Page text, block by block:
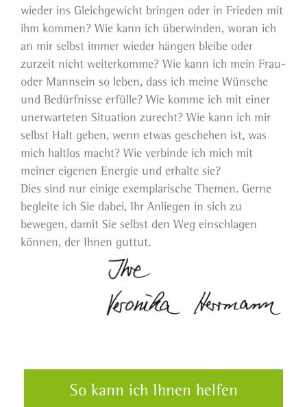
wieder ins Gleichgewicht bringen oder in Frieden mit
ihm kommen? Wie kann ich überwinden, woran ich
an mir selbst immer wieder hängen bleibe oder
zurzeit nicht weiterkomme? Wie kann ich mein Frau-
oder Mannsein so leben, dass ich meine Wünsche
und Bedürfnisse erfülle? Wie komme ich mit einer
unerwarteten Situation zurecht? Wie kann ich mir
selbst Halt geben, wenn etwas geschehen ist, was
mich haltlos macht? Wie verbinde ich mich mit
meiner eigenen Energie und erhalte sie?
Dies sind nur einige exemplarische Themen. Gerne
begleite ich Sie dabei, Ihr Anliegen in sich zu
bewegen, damit Sie selbst den Weg einschlagen
können, der Ihnen guttut.
So kann ich Ihnen helfen